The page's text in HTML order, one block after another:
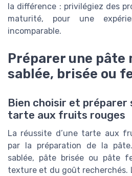
la différence : privilégiez des
maturité, pour une
incomparable.
Préparer une pâte
sablée, brisée ou
Bien choisir et préparer
tarte aux fruits rouges
La réussite d’une tarte aux
par la préparation de la
sablée, pâte brisée ou pâte
texture et du goût recherchés.